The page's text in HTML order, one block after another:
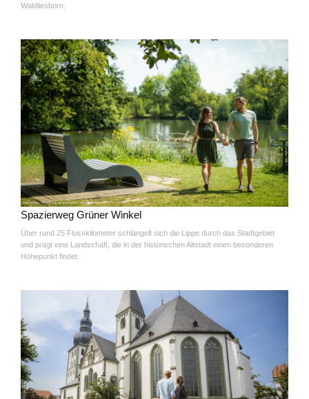
Waldliesborn.
Spazierweg Grüner Winkel
Über rund 25 Flusskilometer schlängelt sich die Lippe durch das Stadtgebiet
und prägt eine Landschaft, die in der historischen Altstadt einen besonderen
Höhepunkt findet.